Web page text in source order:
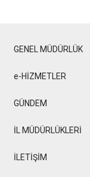
GENEL MÜDÜRLÜK
e-HİZMETLER
GÜNDEM
İL MÜDÜRLÜKLERİ
İLETİŞİM